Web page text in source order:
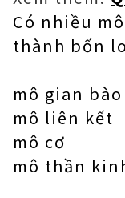
Có nhiều
thành bốn
mô gian bào
mô liên kết
mô cơ
mô thần